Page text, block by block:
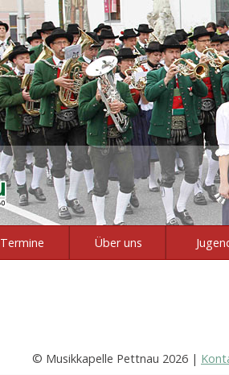
Termine Über uns
© Musikkapelle Pettnau 2026 |